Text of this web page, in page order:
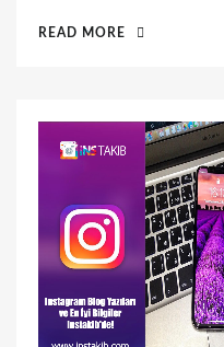
o
READ MORE
|
TAKIPÇI
NASIL
SATIN
ALINIR?”